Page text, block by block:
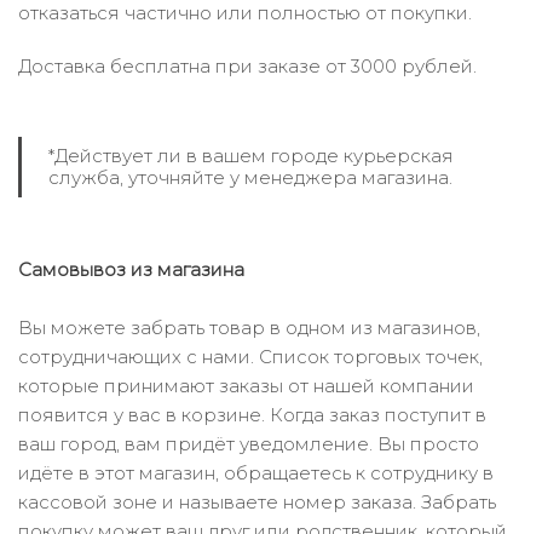
отказаться частично или полностью от покупки.
Доставка бесплатна при заказе от 3000 рублей.
*Действует ли в вашем городе курьерская
служба, уточняйте у менеджера магазина.
Самовывоз из магазина
Вы можете забрать товар в одном из магазинов,
сотрудничающих с нами. Список торговых точек,
которые принимают заказы от нашей компании
появится у вас в корзине. Когда заказ поступит в
ваш город, вам придёт уведомление. Вы просто
идёте в этот магазин, обращаетесь к сотруднику в
кассовой зоне и называете номер заказа. Забрать